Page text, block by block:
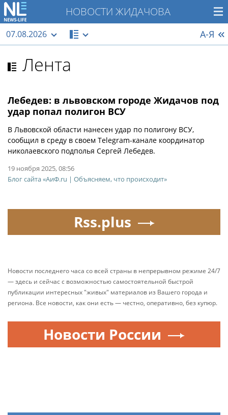
НОВОСТИ ЖИДАЧОВА
07.08.2026 А-Я
Лента
Лебедев: в львовском городе Жидачов под
удар попал полигон ВСУ
В Львовской области нанесен удар по полигону ВСУ,
сообщил в среду в своем Telegram-канале координатор
николаевского подполья Сергей Лебедев.
19 ноября 2025, 08:56
Блог сайта «АиФ.ru | Объясняем, что происходит»
Rss.plus
Новости последнего часа со всей страны в непрерывном режиме 24/7
— здесь и сейчас с возможностью самостоятельной быстрой
публикации интересных "живых" материалов из Вашего города и
региона. Все новости, как они есть — честно, оперативно, без купюр.
Новости России